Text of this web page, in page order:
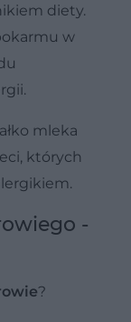
diety.
w
mleka
których
-
?